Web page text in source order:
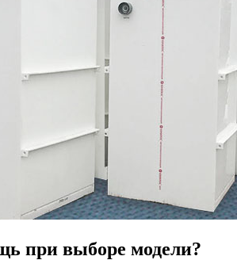
при выборе модели?